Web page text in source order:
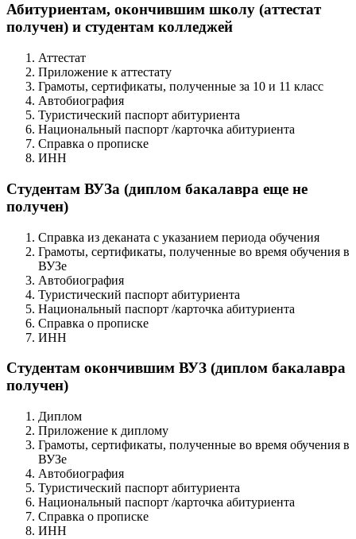
Абитуриентам, окончившим школу (аттестат
получен) и студентам колледжей
Аттестат
Приложение к аттестату
Грамоты, сертификаты, полученные за 10 и 11 класс
Автобиография
Туристический паспорт абитуриента
Национальный паспорт /карточка абитуриента
Справка о прописке
ИНН
Студентам ВУЗа (диплом бакалавра еще не
получен)
Справка из деканата с указанием периода обучения
Грамоты, сертификаты, полученные во время обучения в
ВУЗе
Автобиография
Туристический паспорт абитуриента
Национальный паспорт /карточка абитуриента
Справка о прописке
ИНН
Студентам окончившим ВУЗ (диплом бакалавра
получен)
Диплом
Приложение к диплому
Грамоты, сертификаты, полученные во время обучения в
ВУЗе
Автобиография
Туристический паспорт абитуриента
Национальный паспорт /карточка абитуриента
Справка о прописке
ИНН